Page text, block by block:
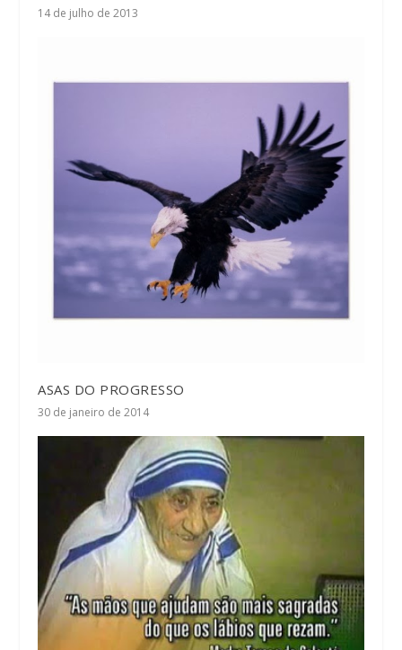
14 de julho de 2013
ASAS DO PROGRESSO
30 de janeiro de 2014